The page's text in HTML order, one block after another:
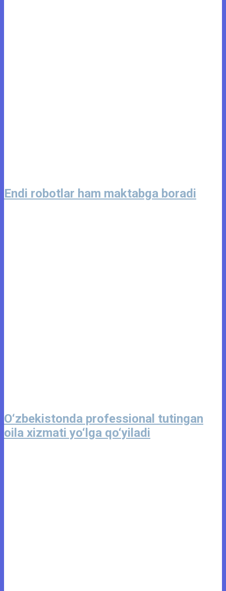
Endi robotlar ham maktabga boradi
O‘zbekistonda professional tutingan
oila xizmati yo‘lga qo‘yiladi